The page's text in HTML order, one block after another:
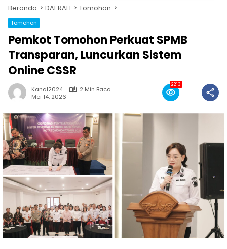
Beranda DAERAH Tomohon
Tomohon
Pemkot Tomohon Perkuat SPMB
Transparan, Luncurkan Sistem
Online CSSR
Kanal2024
2 Min Baca
Mei 14, 2026
2213